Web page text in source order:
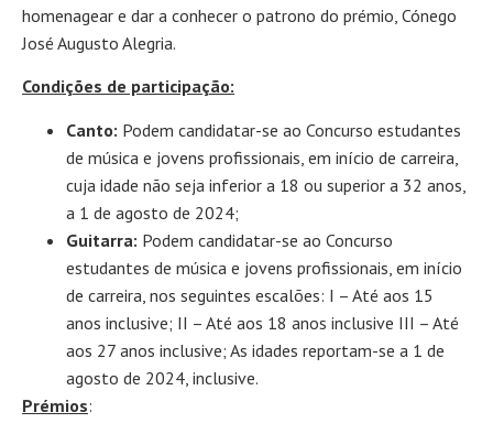
homenagear e dar a conhecer o patrono do prémio, Cónego
José Augusto Alegria.
Condições de participação:
Canto: Podem candidatar-se ao Concurso estudantes
de música e jovens profissionais, em início de carreira,
cuja idade não seja inferior a 18 ou superior a 32 anos,
a 1 de agosto de 2024;
Guitarra: Podem candidatar-se ao Concurso
estudantes de música e jovens profissionais, em início
de carreira, nos seguintes escalões: I – Até aos 15
anos inclusive; II – Até aos 18 anos inclusive III – Até
aos 27 anos inclusive; As idades reportam-se a 1 de
agosto de 2024, inclusive.
Prémios: